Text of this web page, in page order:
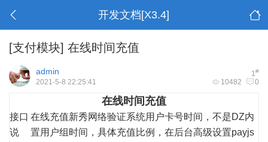
开发文档[X3.4]
[支付模块] 在线时间充值
1#
admin
10482 0
2021-5-8 22:25:41
在线时间充值
接口
说
在线充值新秀网络验证系统用户卡号时间，不是DZ内
置用户组时间，具体充值比例，在后台高级设置payjs